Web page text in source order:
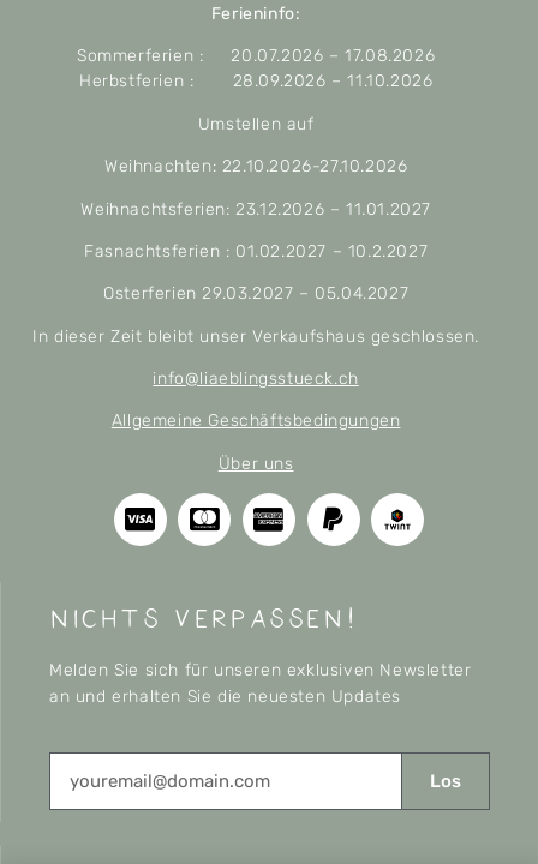
Ferieninfo:
Sommerferien : 20.07.2026 – 17.08.2026
Herbstferien : 28.09.2026 – 11.10.2026
Umstellen auf
Weihnachten: 22.10.2026-27.10.2026
Weihnachtsferien: 23.12.2026 – 11.01.2027
Fasnachtsferien : 01.02.2027 – 10.2.2027
Osterferien 29.03.2027 – 05.04.2027
In dieser Zeit bleibt unser Verkaufshaus geschlossen.
info@liaeblingsstueck.ch
Allgemeine Geschäftsbedingungen
Über uns
nichts verpassen!
Melden Sie sich für unseren exklusiven Newsletter
an und erhalten Sie die neuesten Updates
Los